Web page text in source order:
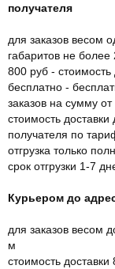
получателя
для заказов весом
габаритов не более
800 руб -
бесплатно -
заказов на сумму
стоимость
получателя по
отгрузка только
срок отгрузки 1-7
Курьером до
для заказов весом
м
стоимость доставки